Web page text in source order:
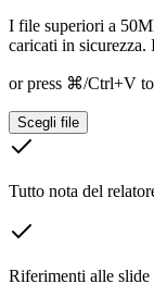
I file superiori a
caricati in
or press ⌘/Ctrl+V to
Scegli file
Tutto nota del
Riferimenti alle slide